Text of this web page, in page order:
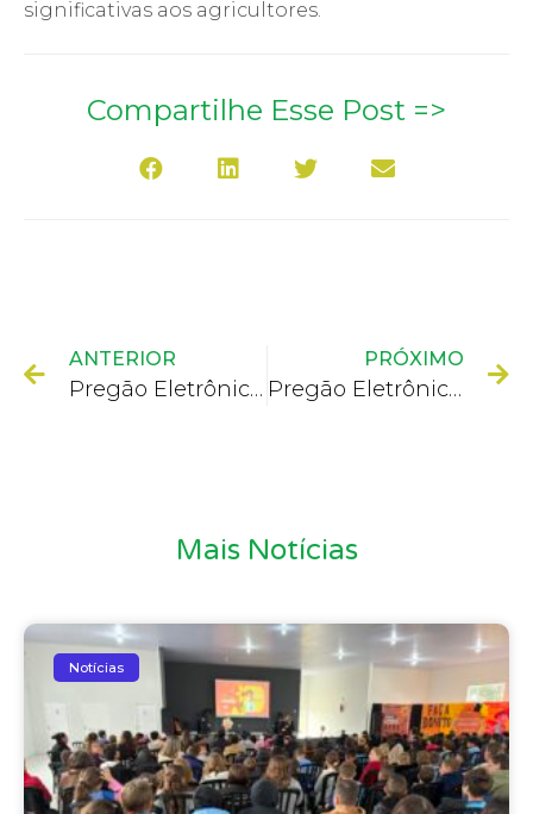
significativas aos agricultores.
Compartilhe Esse Post =>
ANTERIOR
Pregão Eletrônico nº 073/2022
PRÓXIMO
Pregão Eletrônico nº 074/2022
Mais Notícias
Notícias